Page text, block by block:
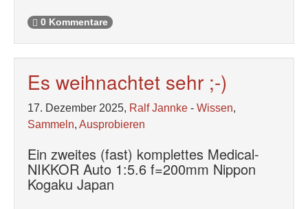
0 Kommentare
Es weihnachtet sehr ;-)
17. Dezember 2025, Ralf Jannke - Wissen,
Sammeln, Ausprobieren
Ein zweites (fast) komplettes Medical-
NIKKOR Auto 1:5.6 f=200mm Nippon
Kogaku Japan